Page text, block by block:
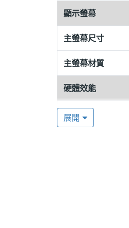
照明手電筒功能
覽網頁，與世界
中華、遠傳、台
內在功能豐富
YAVi i23 支援
親情鍵，讓您立
動，即使手機在
顯示螢幕
主螢幕尺寸
主螢幕材質
硬體效能
記憶卡
展開